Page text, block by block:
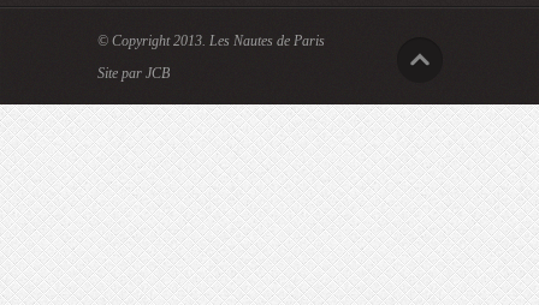
© Copyright 2013. Les Nautes de Paris
Site par JCB